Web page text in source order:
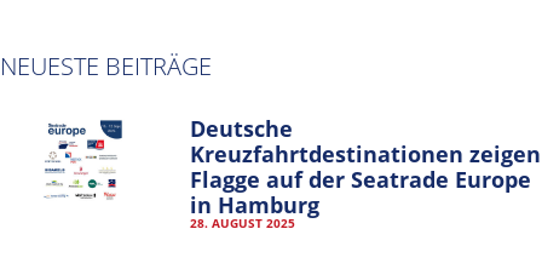
NEUESTE BEITRÄGE
Deutsche
Kreuzfahrtdestinationen zeigen
Flagge auf der Seatrade Europe
in Hamburg
28. AUGUST 2025